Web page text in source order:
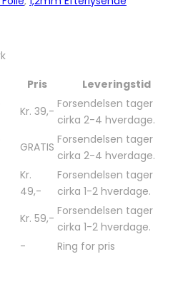
Pris
Leveringstid
Kr. 39,-
Forsendelsen tager
cirka 2-4 hverdage.
GRATIS
Forsendelsen tager
cirka 2-4 hverdage.
Kr.
49,-
Forsendelsen tager
cirka 1-2 hverdage.
Kr. 59,-
Forsendelsen tager
cirka 1-2 hverdage.
- Ring for pris